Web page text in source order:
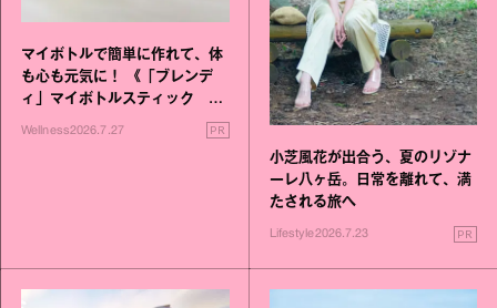
マイボトルで簡単に作れて、体
も心も元気に！ 《「ブレンデ
ィ」マイボトルスティック い
いこと毎日》シリーズが誕生
Wellness2026.7.27 PR
小芝風花が出合う、夏のリゾナ
ーレ八ヶ岳。日常を離れて、満
たされる旅へ
Lifestyle2026.7.23 PR